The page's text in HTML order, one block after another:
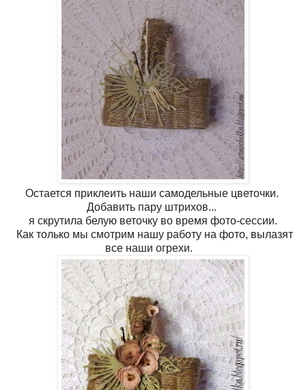
Остается приклеить наши самодельные цветочки.
Добавить пару штрихов...
я скрутила белую веточку во время фото-сессии.
Как только мы смотрим нашу работу на фото, вылазят
все наши огрехи.